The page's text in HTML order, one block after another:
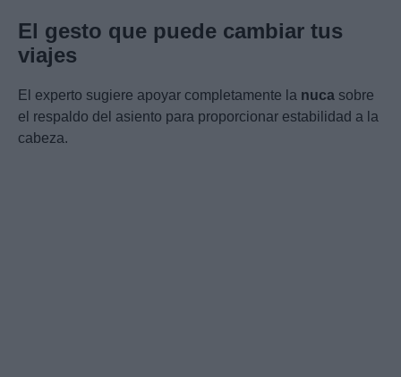
El gesto que puede cambiar tus
viajes
El experto sugiere apoyar completamente la nuca sobre
el respaldo del asiento para proporcionar estabilidad a la
cabeza.